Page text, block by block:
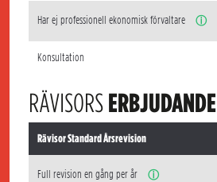
Har ej professionell ekonomisk förvaltare ⓘ
Konsultation
RÄVISORSERBJUDANDE
Rävisor Standard Årsrevision
Full revision en gång per år ⓘ